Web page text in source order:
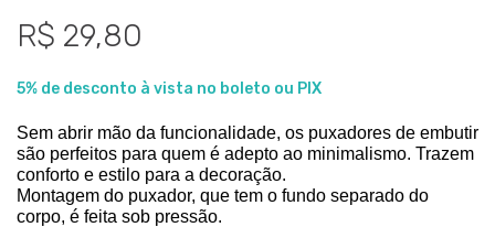
R$ 29,80
5% de desconto à vista no boleto ou PIX
Sem abrir mão da funcionalidade, os puxadores de embutir
são perfeitos para quem é adepto ao minimalismo. Trazem
conforto e estilo para a decoração.
Montagem do puxador, que tem o fundo separado do
corpo, é feita sob pressão.